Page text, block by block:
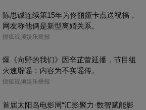
陈思诚连续第15年为佟丽娅卡点送祝福，
网友称他俩是新型离婚关系。
搜狐视频娱乐播报
爆《向野的我们》因辛芷蕾延播，节目组
火速辟谣：内容为不实谣传。
搜狐视频娱乐播报
首届太阳岛电影周“汇影聚力·数智赋能影